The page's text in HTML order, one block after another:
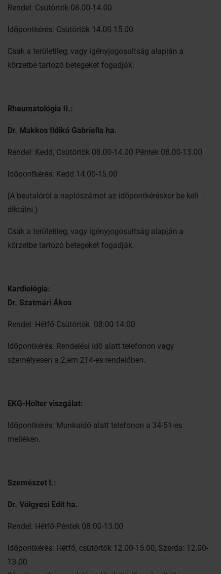
Rendel: Csütörtök 08.00-14.00
Időpontkérés: Csütörtök 14.00-15.00
Csak a területileg, vagy igényjogosultság alapján a
körzetbe tartozó betegeket fogadják.
Rheumatológia II.:
Dr. Makkos Ildikó Gabriella ha.
Rendel: Kedd, Csütörtök 08.00-14.00 Péntek 08.00-13.00
Időpontkérés: Kedd 14.00-15.00
(A beutalóról a naplószámot az időpontkéréskor be kell
diktálni.)
Csak a területileg, vagy igényjogosultság alapján a
körzetbe tartozó betegeket fogadják.
Kardiológia:
Dr. Szatmári Ákos
Rendel: Hétfő-Csütörtök 08:00-14:00
Időpontkérés: Rendelési idő alatt telefonon vagy
személyesen a 2.em 214-es rendelőben.
EKG-Holter viszgálat:
Időpontkérés: Munkaidő alatt telefonon a 34-51-es
melléken.
Szemészet I.:
Dr. Völgyesi Edit ha.
Rendel: Hétfő-Péntek 08.00-13.00
Időpontkérés: Hétfő, csütörtök 12.00-15.00, Szerda: 12.00-
13.00